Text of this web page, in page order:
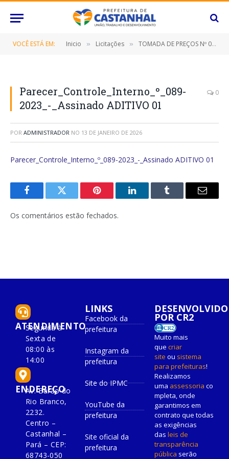
VOCÊ ESTÁ EM: Inicio » Licitações » TOMADA DE PREÇOS Nº 010/2021/PMC (CONTRATAÇÃO DE EMPRESA PARA A EXECUÇÃO DE SERVIÇOS DE MANUTENÇÃO PREVENTIVA E CORRETIVA, COM INSTALAÇÃO, IMPLANTAÇÃO, CONJUNTO DE ENERGIA SOLAR PARA O SISTEMA SEMAFÓRICO COM FORNECIMENTO DE MÃO DE OBRA)
Parecer_Controle_Interno_º_089-
2023_-_Assinado ADITIVO 01
0
POR ADMINISTRADOR NO 13 DE JANEIRO DE 2026
Parecer_Controle_Interno_º_089-2023_-_Assinado ADITIVO 01
FacebookTwitter Pinterest O
Tumblr
E-
Os comentários estão fechados.
ATENDIMENTO
Segunda à
Sexta de
08:00 às
14:00
ENDEREÇO
Av. Barão do
Rio Branco,
2232.
Centro –
Castanhal –
Pará – CEP:
68743-050
LINKS
Facebook da
prefeitura
Instagram da
prefeitura
Site do IPMC
YouTube da
prefeitura
Site oficial da
prefeitura
DESENVOLVIDO
POR CR2
Muito mais
que criar
site ou sistema
para prefeituras!
Realizamos
uma assessoria co
mpleta, onde
garantimos em
contrato que todas
as exigências
das leis de
transparência
pública serão